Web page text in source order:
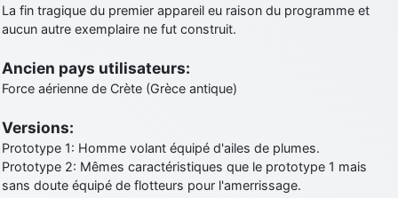
La fin tragique du premier appareil eu raison du programme et
aucun autre exemplaire ne fut construit.
Ancien pays utilisateurs:
Force aérienne de Crète (Grèce antique)
Versions:
Prototype 1: Homme volant équipé d'ailes de plumes.
Prototype 2: Mêmes caractéristiques que le prototype 1 mais
sans doute équipé de flotteurs pour l'amerrissage.